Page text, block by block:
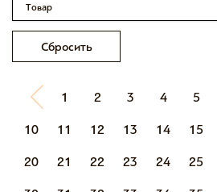
Товар
Сбросить
1 2 3 4 5
10 11 12 13 14 15
20 21 22 23 24 25